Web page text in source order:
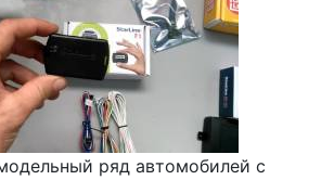
ряд автомобилей с